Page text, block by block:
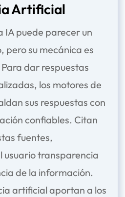
Artificial
IA puede parecer un
su mecánica es
dar respuestas
los motores de
sus respuestas con
confiables. Citan
fuentes,
usuario transparencia
de la información.
artificial aportan a los